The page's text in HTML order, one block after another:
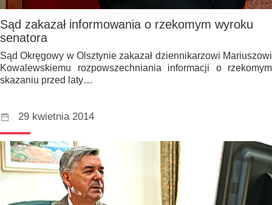
Sąd zakazał informowania o rzekomym wyroku
senatora
Sąd Okręgowy w Olsztynie zakazał dziennikarzowi Mariuszowi
Kowalewskiemu rozpowszechniania informacji o rzekomym
skazaniu przed laty…
29 kwietnia 2014